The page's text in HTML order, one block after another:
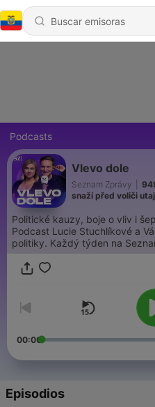
Podcasts
Vlevo dole
Seznam Zprávy
snaží před voliči
Politické kauzy, boje o vliv i
Podcast Lucie Stuchlíkové a
politiky. Každý týden na
00:00
Episodios